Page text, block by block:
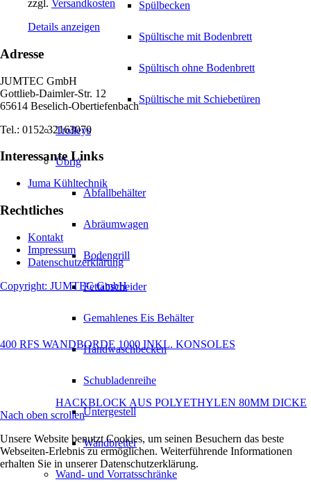
Spülbecken
Spültische mit Bodenbrett
Spültisch ohne Bodenbrett
Spültische mit Schiebetüren
Trolleys
Übrig
Abfallbehälter
Abräumwagen
Bodengrill
Fettabscheider
Gemahlenes Eis Behälter
Handwaschbecken
Schubladenreihe
Untergestell
Wandbretter
Wand- und Vorratsschränke
zzgl. Versandkosten
Details anzeigen
Adresse
JUMTEC GmbH
Gottlieb-Daimler-Str. 12
65614 Beselich-Obertiefenbach
Tel.: 0152 32163070
Interessante Links
Juma Kühltechnik
Rechtliches
Kontakt
Impressum
Datenschutzerklärung
Copyright: JUMTEC GmbH
400 RFS WANDBORDE 1000 INKL. KONSOLES
HACKBLOCK AUS POLYETHYLEN 80MM DICKE
Nach oben scrollen
Unsere Website benutzt Cookies, um seinen Besuchern das beste
Webseiten-Erlebnis zu ermöglichen. Weiterführende Informationen
erhalten Sie in unserer Datenschutzerklärung.